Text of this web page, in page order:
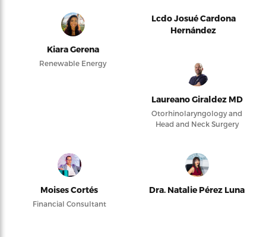
Kiara Gerena
Renewable Energy
Lcdo Josué Cardona
Hernández
Laureano Giraldez MD
Otorhinolaryngology and
Head and Neck Surgery
Moises Cortés
Financial Consultant
Dra. Natalie Pérez Luna